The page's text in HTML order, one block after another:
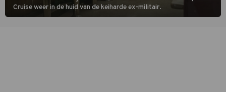
Cruise weer in de huid van de keiharde ex-militair.